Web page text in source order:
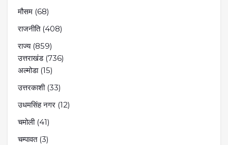
मौसम (68)
राजनीति(408)
राज्य(859)
उत्तराखंड(736)
अल्मोडा(15)
उत्तरकाशी(33)
उधमसिंह नगर (12)
चमोली(41)
चम्पावत(3)